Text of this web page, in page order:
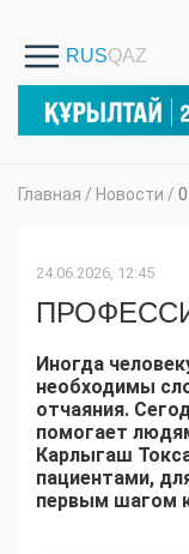
Главная / Новости /
24.06.2026, 12:45
Иногда
необходимы
отчаяния.
помогает
Карлыгаш
пациентами,
первым шагом